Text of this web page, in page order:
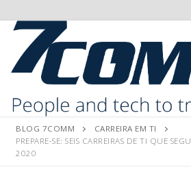
BLOG 7COMM
CARREIRA EM TI
PREPARE-SE: SEIS CARREIRAS DE TI QUE
2020